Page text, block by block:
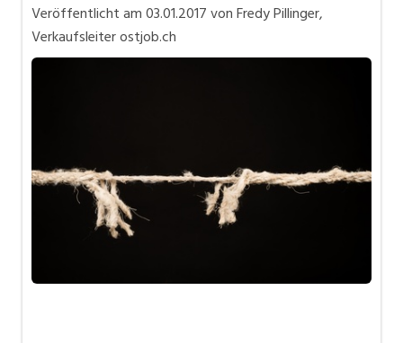
Job-Coach
Videos
Veröffentlicht am03.01.2017von Fredy Pillinger,
Verkaufsleiter ostjob.ch